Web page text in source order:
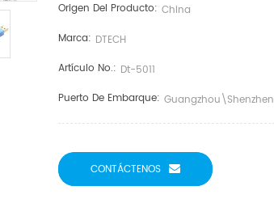
Origen Del Producto: China
Marca: DTECH
Artículo No.: Dt-5011
Puerto De Embarque: Guangzhou\shenzhen
CONTÁCTENOS